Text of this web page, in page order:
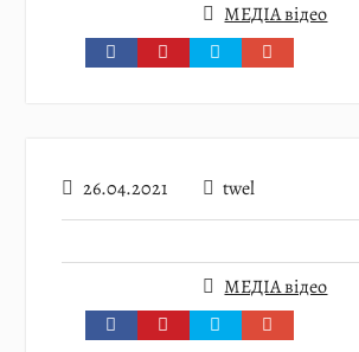
МЕДІА відео
26.04.2021 twel
МЕДІА відео